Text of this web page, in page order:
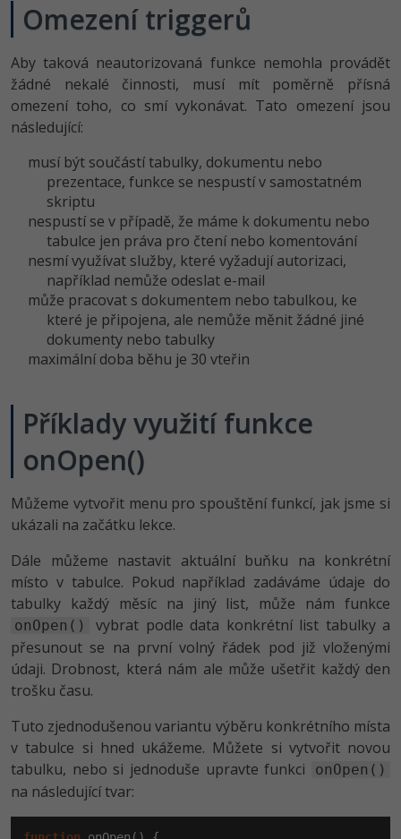
Kurzy e-commerce
Testování softwaru
Datová analýza
Marketing -30%
WordPress
SEO -30%
UX
Business
Copywriting -30%
MS Office
Google Dokumenty
Time management
Windows
Linux
Sítě
Kybernetická bezpečnost
Elektronický podpis
Fórum
Kurzy designu
HTML/CSS -80%
Adobe Illustrator -80%
Adobe Lightroom -30%
Adobe XD -15%
Adobe InDesign -25%
Adobe After Effects
Inkscape
Video
Ostatní
Fórum
Příběhy absolventů
Kariéra
Pro firmy
Omezení triggerů
Aby taková neautorizovaná funkce nemohla provádět
žádné nekalé činnosti, musí mít poměrně přísná
omezení toho, co smí vykonávat. Tato omezení jsou
následující:
musí být součástí tabulky, dokumentu nebo
prezentace, funkce se nespustí v samostatném
skriptu
nespustí se v případě, že máme k dokumentu nebo
tabulce jen práva pro čtení nebo komentování
nesmí využívat služby, které vyžadují autorizaci,
například nemůže odeslat e-mail
může pracovat s dokumentem nebo tabulkou, ke
které je připojena, ale nemůže měnit žádné jiné
dokumenty nebo tabulky
maximální doba běhu je 30 vteřin
Příklady využití funkce
onOpen()
Můžeme vytvořit menu pro spouštění funkcí, jak jsme si
ukázali na začátku lekce.
Dále můžeme nastavit aktuální buňku na konkrétní
místo v tabulce. Pokud například zadáváme údaje do
tabulky každý měsíc na jiný list, může nám funkce
onOpen()
vybrat podle data konkrétní list tabulky a
přesunout se na první volný řádek pod již vloženými
údaji. Drobnost, která nám ale může ušetřit každý den
trošku času.
Tuto zjednodušenou variantu výběru konkrétního místa
v tabulce si hned ukážeme. Můžete si vytvořit novou
tabulku, nebo si jednoduše upravte funkci
onOpen()
na následující tvar: